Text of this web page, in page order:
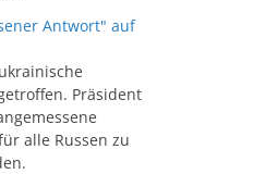
Antwort" auf
Präsident
alle Russen zu